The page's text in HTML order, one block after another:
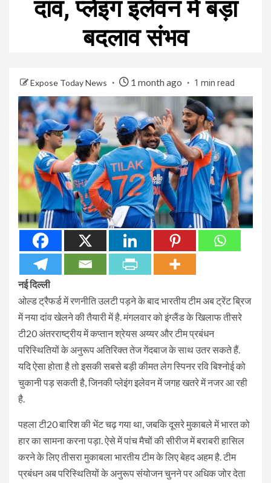
दांव, प्लेइंग इलेवन में बड़ा
बदलाव संभव
Expose Today News 1 month ago 1 min read
नई दिल्ली
ओल्ड ट्रैफर्ड में रणनीति उलटी पड़ने के बाद भारतीय टीम अब ट्रेंट ब्रिज
में नया दांव खेलने की तैयारी में है. मंगलवार को इंग्लैंड के खिलाफ तीसरे
टी20 अंतरराष्ट्रीय में कप्तान श्रेयस अय्यर और टीम प्रबंधन
परिस्थितियों के अनुरूप अतिरिक्त तेज गेंदबाज के साथ उतर सकते हैं.
यदि ऐसा होता है तो इसकी सबसे बड़ी कीमत लेग स्पिनर रवि बिश्नोई को
चुकानी पड़ सकती है, जिनकी प्लेइंग इलेवन में जगह खतरे में नजर आ रही
है.
पहला टी20 बारिश की भेंट चढ़ गया था, जबकि दूसरे मुकाबले में भारत को
हार का सामना करना पड़ा. ऐसे में पांच मैचों की सीरीज में बराबरी हासिल
करने के लिए तीसरा मुकाबला भारतीय टीम के लिए बेहद अहम है. टीम
प्रबंधन अब परिस्थितियों के अनुरूप संयोजन चुनने पर अधिक जोर देता